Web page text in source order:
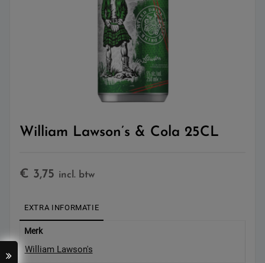
William Lawson’s & Cola 25CL
€ 3,75 incl. btw
EXTRA INFORMATIE
Merk
William Lawson's